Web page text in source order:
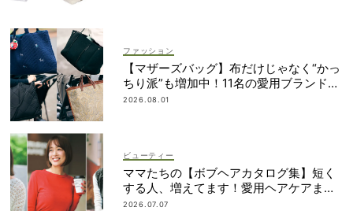
ファッション
【マザーズバッグ】布だけじゃなく“かっ
ちり派”も増加中！11名の愛用ブランド
は？
2026.08.01
ビューティー
ママたちの【ボブヘアカタログ集】短く
する人、増えてます！愛用ヘアケアまで
全部見せ
2026.07.07